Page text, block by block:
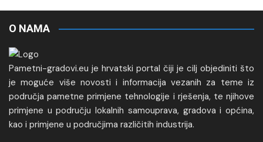
O NAMA
Pametni-gradovi.eu je hrvatski portal čiji je cilj objediniti što
je moguće više novosti i informacija vezanih za teme iz
područja pametne primjene tehnologije i rješenja, te njihove
primjene u području lokalnih samouprava, gradova i općina,
kao i primjene u područjima različitih industrija.